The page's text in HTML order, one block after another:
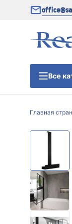
Все
Главная